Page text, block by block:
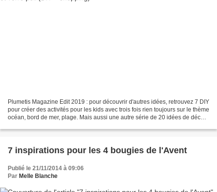
Plumetis Magazine Edit 2019 : pour découvrir d'autres idées, retrouvez 7 DIY
pour créer des activités pour les kids avec trois fois rien toujours sur le thème
océan, bord de mer, plage. Mais aussi une autre série de 20 idées de déco
7 inspirations pour les 4 bougies de l'Avent
Publié le 21/11/2014 à 09:06
Par Melle Blanche